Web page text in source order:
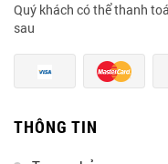
Quý khách có thể thanh
sau
THÔNG TIN